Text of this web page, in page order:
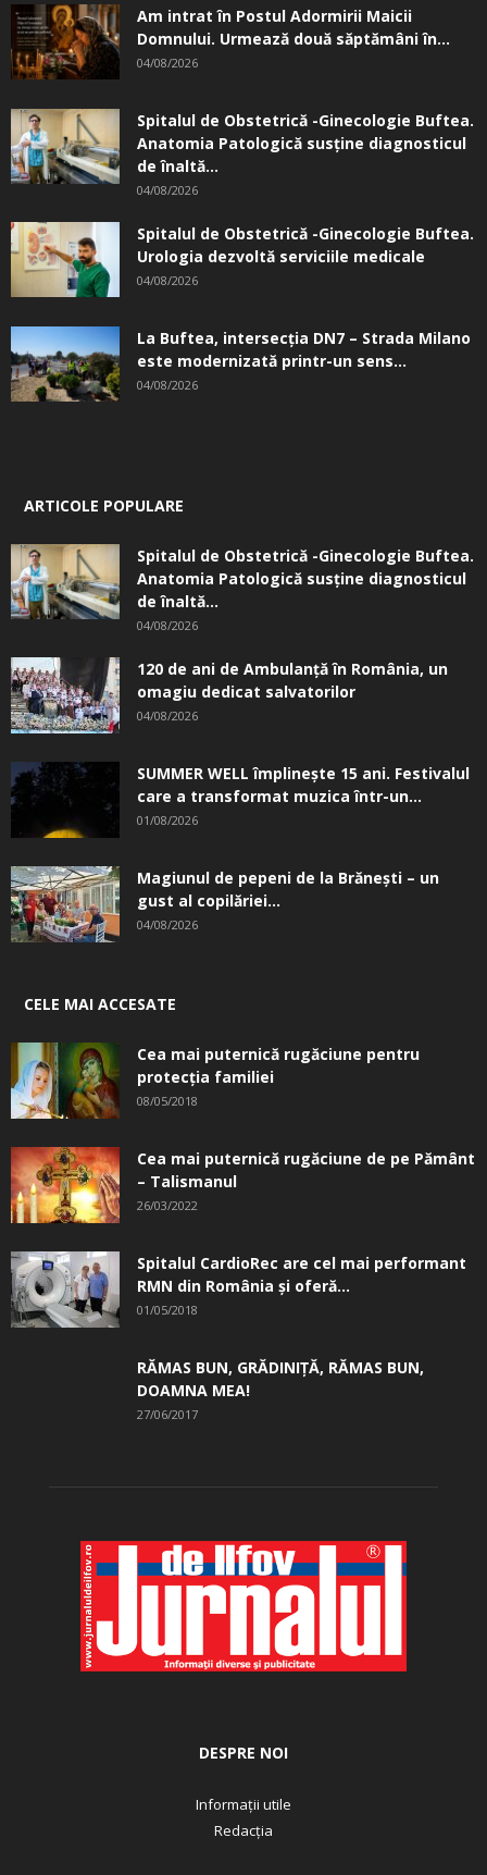
Am intrat în Postul Adormirii Maicii
Domnului. Urmează două săptămâni în...
04/08/2026
Spitalul de Obstetrică -Ginecologie Buftea.
Anatomia Patologică susţine diagnosticul
de înaltă...
04/08/2026
Spitalul de Obstetrică -Ginecologie Buftea.
Urologia dezvoltă serviciile medicale
04/08/2026
La Buftea, intersecţia DN7 – Strada Milano
este modernizată printr-un sens...
04/08/2026
ARTICOLE POPULARE
Spitalul de Obstetrică -Ginecologie Buftea.
Anatomia Patologică susţine diagnosticul
de înaltă...
04/08/2026
120 de ani de Ambulanță în România, un
omagiu dedicat salvatorilor
04/08/2026
SUMMER WELL împlinește 15 ani. Festivalul
care a transformat muzica într-un...
01/08/2026
Magiunul de pepeni de la Brăneşti – un
gust al copilăriei...
04/08/2026
CELE MAI ACCESATE
Cea mai puternică rugăciune pentru
protecția familiei
08/05/2018
Cea mai puternică rugăciune de pe Pământ
– Talismanul
26/03/2022
Spitalul CardioRec are cel mai performant
RMN din România și oferă...
01/05/2018
RĂMAS BUN, GRĂDINIŢĂ, ­RĂMAS BUN,
DOAMNA MEA!
27/06/2017
DESPRE NOI
Informații utile
Redacția